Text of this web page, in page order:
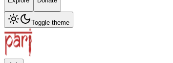
Toggle theme